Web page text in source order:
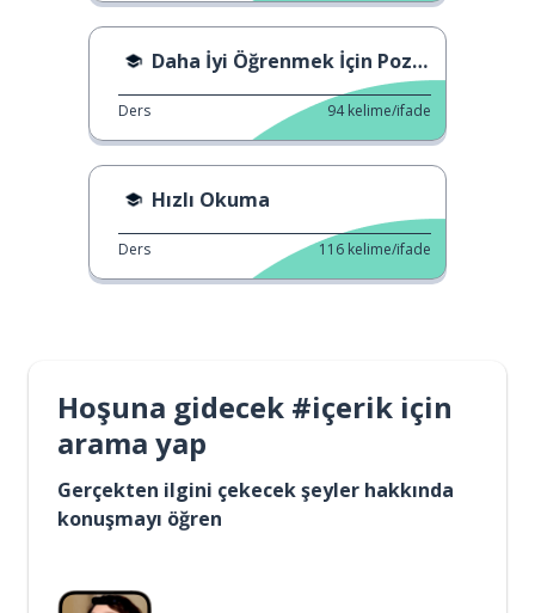
Daha İyi Öğrenmek İçin Pozitivizm
Ders 94 kelime/ifade
Hızlı Okuma
Ders 116 kelime/ifade
Hoşuna gidecek #içerik için
arama yap
Gerçekten ilgini çekecek şeyler hakkında
konuşmayı öğren